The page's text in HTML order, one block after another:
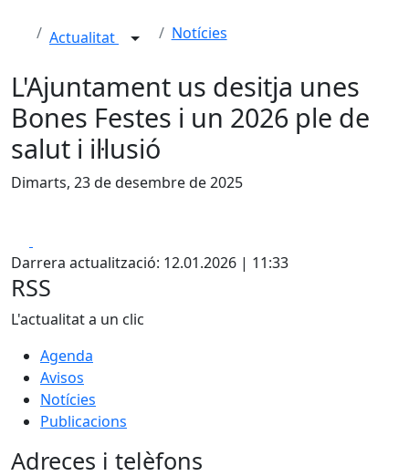
Actualitat Notícies
L'Ajuntament us desitja unes
Bones Festes i un 2026 ple de
salut i il·lusió
Dimarts, 23 de desembre de 2025
Darrera actualització: 12.01.2026 | 11:33
RSS
L'actualitat a un clic
Agenda
Avisos
Notícies
Publicacions
Adreces i telèfons